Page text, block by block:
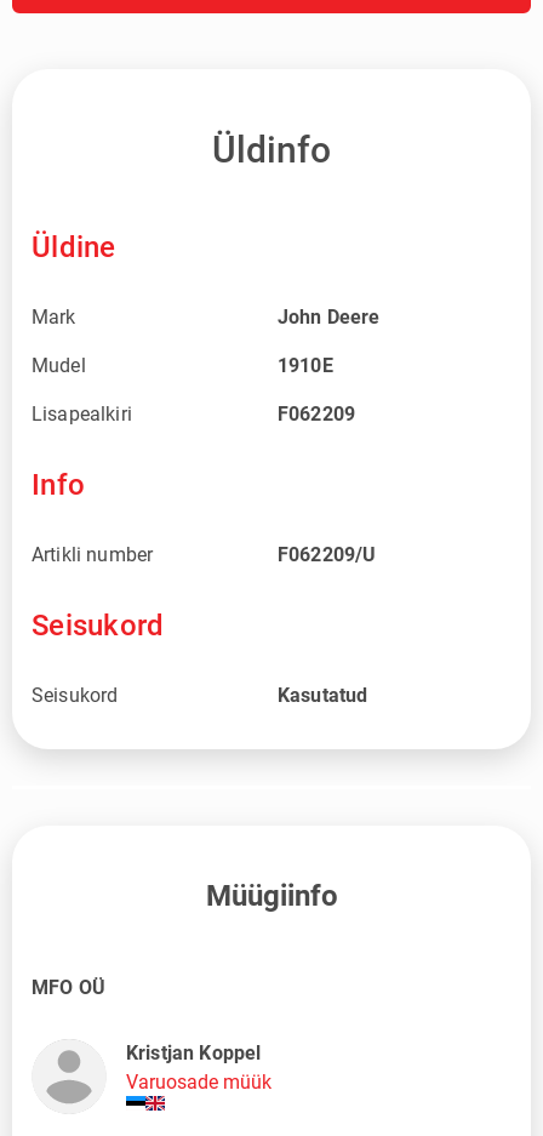
Üldinfo
Üldine
Mark John Deere
Mudel 1910E
Lisapealkiri F062209
Info
Artikli number F062209/U
Seisukord
Seisukord Kasutatud
Müügiinfo
MFO OÜ
Kristjan Koppel
Varuosade müük